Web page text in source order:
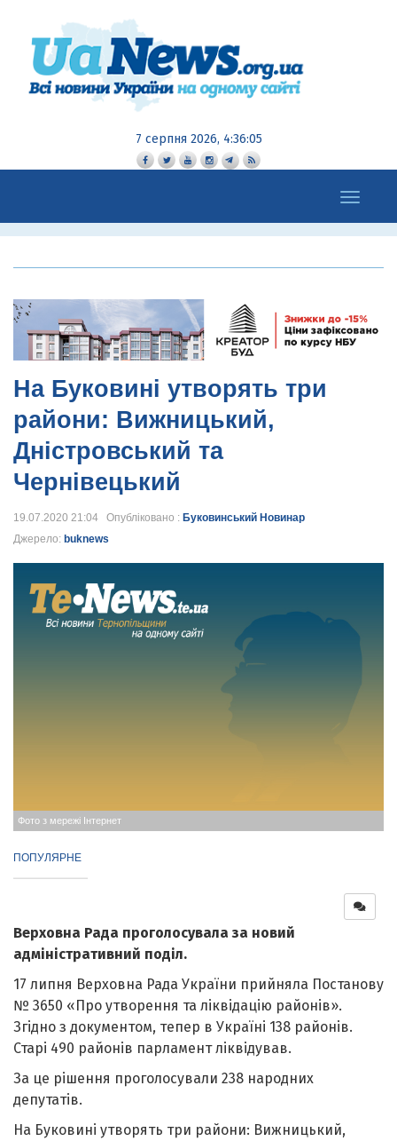
7 серпня 2026, 4:36:06
Toggle
navigation
На Буковині утворять три
райони: Вижницький,
Дністровський та
Чернівецький
19.07.2020 21:04 Опубліковано : Буковинський Новинар
Джерело: buknews
Фото з мережі Інтернет
ПОПУЛЯРНЕ
Верховна Рада проголосувала за новий
адміністративний поділ.
17 липня Верховна Рада України прийняла Постанову
№ 3650 «Про утворення та ліквідацію районів».
Згідно з документом, тепер в Україні 138 районів.
Старі 490 районів парламент ліквідував.
За це рішення проголосували 238 народних
депутатів.
На Буковині утворять три райони: Вижницький,